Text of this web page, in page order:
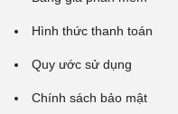
Hình thức thanh toán
Quy ước sử dụng
Chính sách bảo mật